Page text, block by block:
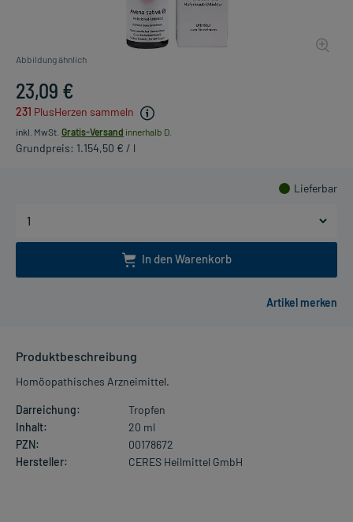
Abbildung ähnlich
23,09 €
231 PlusHerzen sammeln
inkl. MwSt. Gratis-Versand innerhalb D.
Grundpreis: 1.154,50 € / l
Lieferbar
In den Warenkorb
Produktbeschreibung
Homöopathisches Arzneimittel.
Darreichung:
Tropfen
Inhalt:
20 ml
PZN:
00178672
Hersteller:
CERES Heilmittel GmbH